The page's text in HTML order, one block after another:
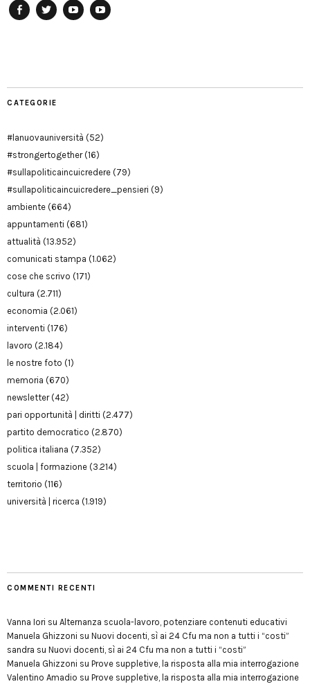
CATEGORIE
#lanuovauniversità (52)
#strongertogether(16)
#sullapoliticaincuicredere (79)
#sullapoliticaincuicredere_pensieri (9)
ambiente (664)
appuntamenti (681)
attualità (13.952)
comunicati stampa (1.062)
cose che scrivo (171)
cultura (2.711)
economia (2.061)
interventi (176)
lavoro (2.184)
le nostre foto (1)
memoria (670)
newsletter(42)
pari opportunità | diritti (2.477)
partito democratico (2.870)
politica italiana (7.352)
scuola | formazione (3.214)
territorio (116)
università | ricerca (1.919)
COMMENTI RECENTI
Vanna Iori su Alternanza scuola-lavoro, potenziare contenuti educativi
Manuela Ghizzoni su Nuovi docenti, sì ai 24 Cfu ma non a tutti i “costi”
sandra su Nuovi docenti, sì ai 24 Cfu ma non a tutti i “costi”
Manuela Ghizzoni su Prove suppletive, la risposta alla mia interrogazione
Valentino Amadio su Prove suppletive, la risposta alla mia interrogazione